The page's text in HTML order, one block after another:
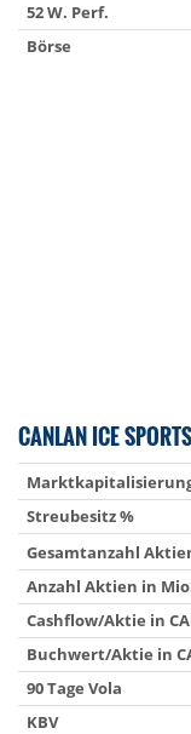
52 W. Perf.
Börse
CANLAN ICE
Streubesitz %
Gesamtanzahl
Anzahl Aktien in
Cashflow/Aktie in
Buchwert/Aktie in
90 Tage Vola
KBV